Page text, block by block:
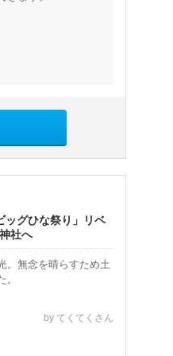
ッグひな祭り」リベ
社へ
。無念を晴らすため土
by てくてくさん